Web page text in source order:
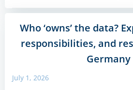
Who ‘owns’ the data?
responsibilities, and
Germany
July 1, 2026